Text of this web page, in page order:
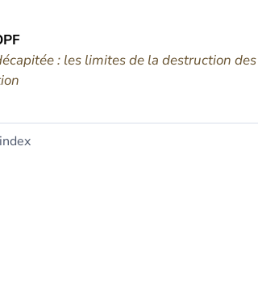
: les limites de la destruction